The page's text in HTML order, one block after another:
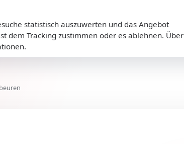
statistisch auszuwerten und das Angebot
dem Tracking zustimmen oder es ablehnen. Über